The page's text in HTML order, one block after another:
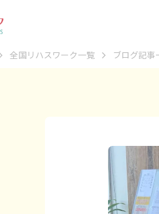
全国リハスワーク一覧 ブログ記事